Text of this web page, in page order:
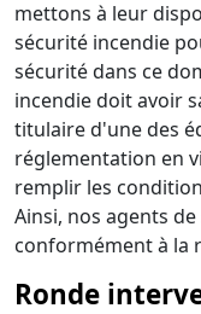
mettons à leur
sécurité incendie
sécurité dans ce
incendie doit avoir
titulaire d'une des
réglementation en
remplir les
Ainsi, nos agents
conformément à la
Ronde